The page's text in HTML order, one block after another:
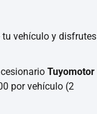
tu vehículo y disfrutes
Tuyomotor
por vehículo (2